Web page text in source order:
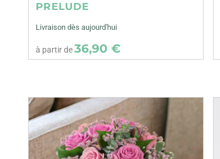
PRELUDE
Livraison dès aujourd'hui
à partir de36,90 €